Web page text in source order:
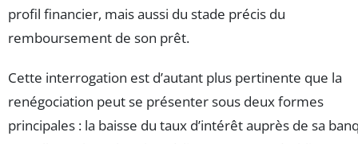
profil financier, mais aussi du stade précis du
remboursement de son prêt.
Cette interrogation est d’autant plus pertinente que la
renégociation peut se présenter sous deux formes
principales : la baisse du taux d’intérêt auprès de sa